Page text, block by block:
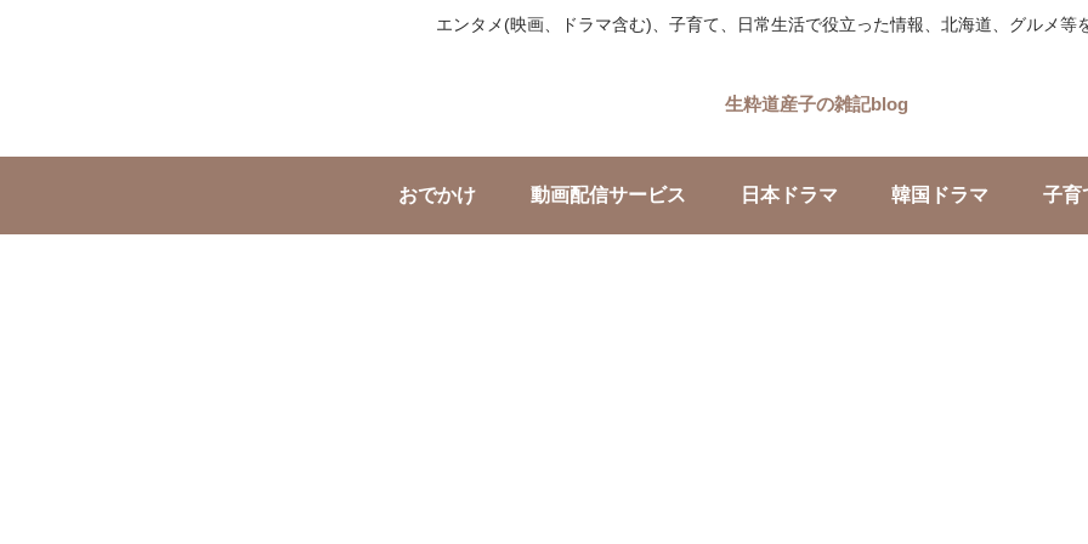
エンタメ(映画、ドラマ含む)、子育て、日常生活で役立った情報、北海道、グルメ等
生粋道産子の雑記blog
おでかけ 動画配信サービス 日本ドラマ 韓国ドラマ 子育